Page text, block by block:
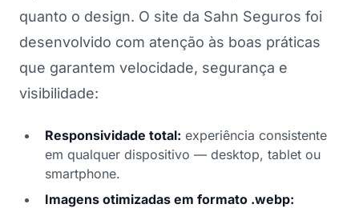
quanto o design. O site da Sahn Seguros foi
desenvolvido com atenção às boas práticas
que garantem velocidade, segurança e
visibilidade:
Responsividade total: experiência consistente
em qualquer dispositivo — desktop, tablet ou
smartphone.
Imagens otimizadas em formato .webp: